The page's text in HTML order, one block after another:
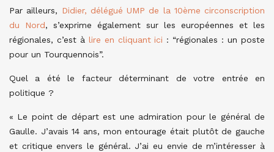
Par ailleurs, Didier, délégué UMP de la 10ème circonscription
du Nord, s’exprime également sur les européennes et les
régionales, c’est à lire en cliquant ici : “régionales : un poste
pour un Tourquennois”.
Quel a été le facteur déterminant de votre entrée en
politique ?
« Le point de départ est une admiration pour le général de
Gaulle. J’avais 14 ans, mon entourage était plutôt de gauche
et critique envers le général. J’ai eu envie de m’intéresser à